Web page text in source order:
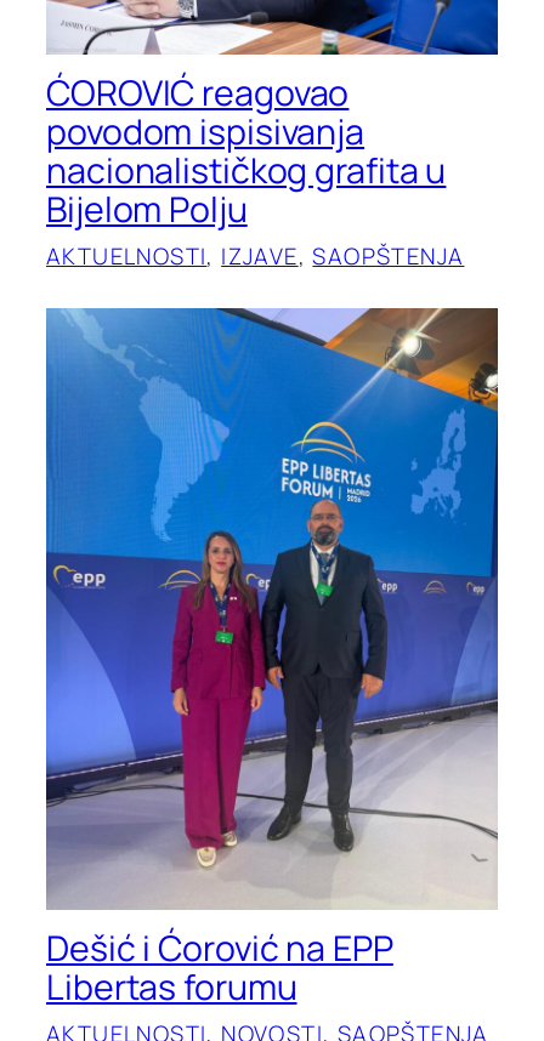
ĆOROVIĆ reagovao
povodom ispisivanja
nacionalističkog grafita u
Bijelom Polju
AKTUELNOSTI, IZJAVE, SAOPŠTENJA
Dešić i Ćorović na EPP
Libertas forumu
AKTUELNOSTI, NOVOSTI, SAOPŠTENJA